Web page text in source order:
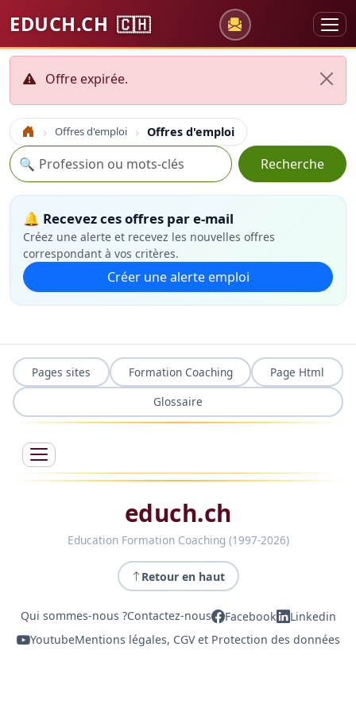
EDUCH.CH 🇨🇭
Offre expirée.
Accueil Offres d'emploi Offres d'emploi
Recherche
🔍 Recherche
🔔 Recevez ces offres par e-mail
Créez une alerte et recevez les nouvelles offres
correspondant à vos critères.
Créer une alerte emploi
Pages sites Formation Coaching
Page Html
Glossaire
educh.ch
Education Formation Coaching (1997-2026)
Retour en haut
Qui sommes-nous ?Contactez-nous Facebook
Linkedin
YoutubeMentions légales, CGV et Protection des données